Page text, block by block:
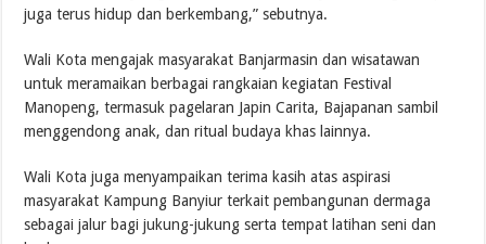
juga terus hidup dan berkembang,” sebutnya.
Wali Kota mengajak masyarakat Banjarmasin dan wisatawan
untuk meramaikan berbagai rangkaian kegiatan Festival
Manopeng, termasuk pagelaran Japin Carita, Bajapanan sambil
menggendong anak, dan ritual budaya khas lainnya.
Wali Kota juga menyampaikan terima kasih atas aspirasi
masyarakat Kampung Banyiur terkait pembangunan dermaga
sebagai jalur bagi jukung-jukung serta tempat latihan seni dan